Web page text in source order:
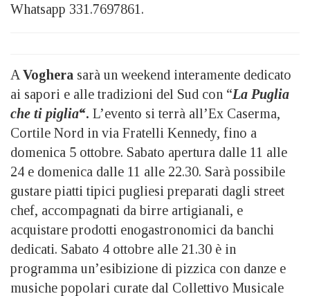
Whatsapp 331.7697861.
A Voghera sarà un weekend interamente dedicato
ai sapori e alle tradizioni del Sud con “La Puglia
che ti piglia“. L’evento si terrà all’Ex Caserma,
Cortile Nord in via Fratelli Kennedy, fino a
domenica 5 ottobre. Sabato apertura dalle 11 alle
24 e domenica dalle 11 alle 22.30. Sarà possibile
gustare piatti tipici pugliesi preparati dagli street
chef, accompagnati da birre artigianali, e
acquistare prodotti enogastronomici da banchi
dedicati. Sabato 4 ottobre alle 21.30 è in
programma un’esibizione di pizzica con danze e
musiche popolari curate dal Collettivo Musicale